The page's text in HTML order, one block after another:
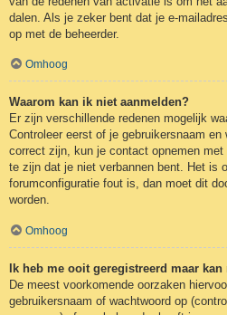
dalen. Als je zeker bent dat je e-
op met de beheerder.
Omhoog
Waarom kan ik niet aanmelden?
Er zijn verschillende redenen mogelijk
Controleer eerst of je gebruikersnaam
correct zijn, kun je contact opnemen
te zijn dat je niet verbannen bent. Het is
forumconfiguratie fout is, dan moet dit
worden.
Omhoog
Ik heb me ooit geregistreerd maar
De meest voorkomende oorzaken
gebruikersnaam of wachtwoord op